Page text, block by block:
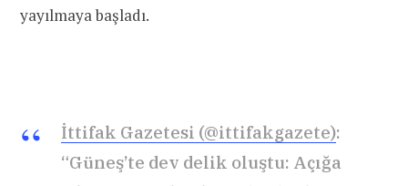
yayılmaya başladı.
İttifak Gazetesi (@ittifakgazete):
“Güneş’te dev delik oluştu: Açığa